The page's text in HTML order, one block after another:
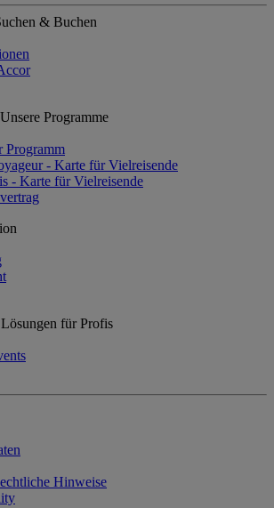
& Buchen
Unsere Programme
Programm
- Karte für Vielreisende
- Karte für Vielreisende
Lösungen für Profis
Hinweise